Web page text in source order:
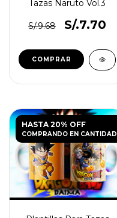
Tazas Naruto Vol.3
S/.9.68 S/.7.70
HASTA 20% OFF
COMPRANDO EN CANTIDAD